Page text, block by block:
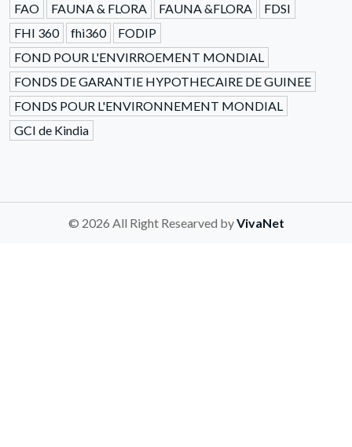
FAO
FAUNA & FLORA FAUNA &FLORA
FDSI
FHI 360
fhi360
FODIP
FOND POUR L'ENVIRROEMENT MONDIAL
FONDS DE GARANTIE HYPOTHECAIRE DE GUINEE
FONDS POUR L'ENVIRONNEMENT MONDIAL
GCI de Kindia
© 2026 All Right Researved byVivaNet